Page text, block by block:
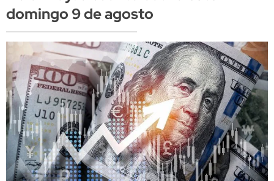
domingo 9 de agosto